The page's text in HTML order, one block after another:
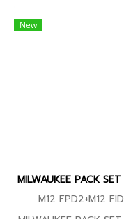
งานได้ทั้งงานไซต์ งานอู่
New
MILWAUKEE PACK
M12 FPD2+M12